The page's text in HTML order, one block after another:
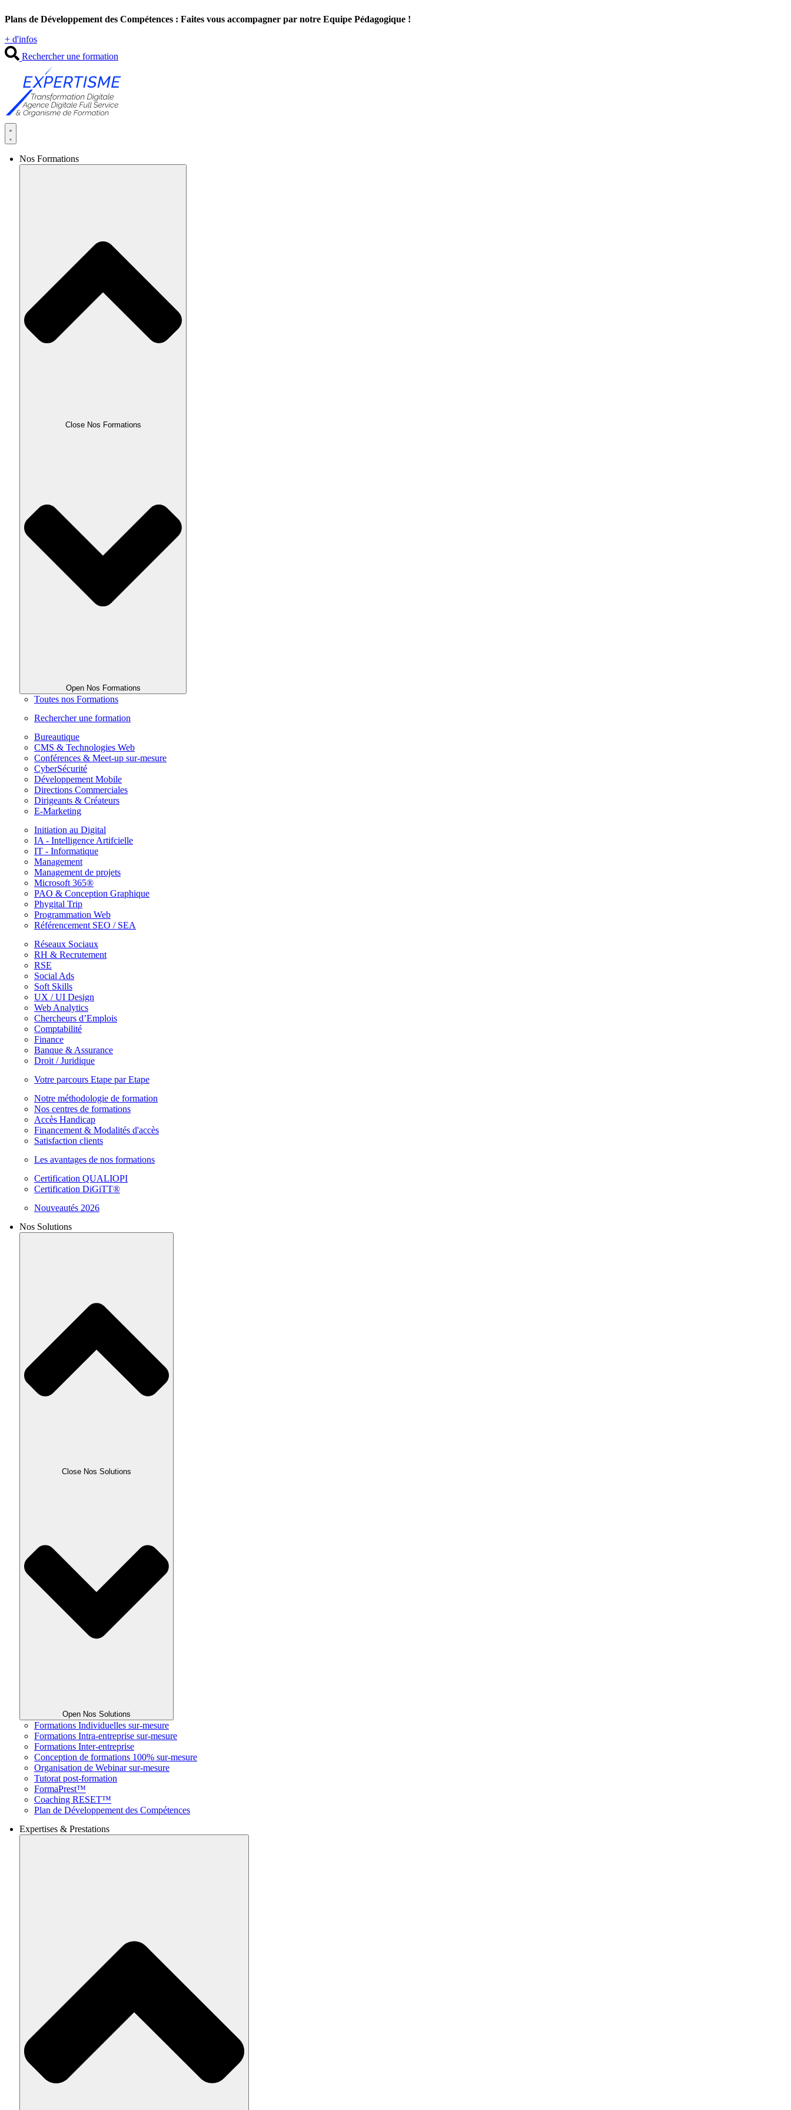
au
Plans de Développement des Compétences : Faites vous accompagner par notre Equipe Pédagogique !
+ d'infos
Rechercher une formation
Nos Formations
Close Nos Formations
Open Nos Formations
Toutes nos Formations
Rechercher une formation
Bureautique
CMS & Technologies Web
Conférences & Meet-up sur-mesure
CyberSécurité
Développement Mobile
Directions Commerciales
Dirigeants & Créateurs
E-Marketing
Initiation au Digital
IA - Intelligence Artifcielle
IT - Informatique
Management
Management de projets
Microsoft 365®
PAO & Conception Graphique
Phygital Trip
Programmation Web
Référencement SEO / SEA
Réseaux Sociaux
RH & Recrutement
RSE
Social Ads
Soft Skills
UX / UI Design
Web Analytics
Chercheurs d’Emplois
Comptabilité
Finance
Banque & Assurance
Droit / Juridique
Votre parcours Etape par Etape
Notre méthodologie de formation
Nos centres de formations
Accès Handicap
Financement & Modalités d'accès
Satisfaction clients
Les avantages de nos formations
Certification QUALIOPI
Certification DiGiTT®
Nouveautés 2026
Nos Solutions
Close Nos Solutions
Open Nos Solutions
Formations Individuelles sur-mesure
Formations Intra-entreprise sur-mesure
Formations Inter-entreprise
Conception de formations 100% sur-mesure
Organisation de Webinar sur-mesure
Tutorat post-formation
FormaPrest™
Coaching RESET™
Plan de Développement des Compétences
Expertises & Prestations